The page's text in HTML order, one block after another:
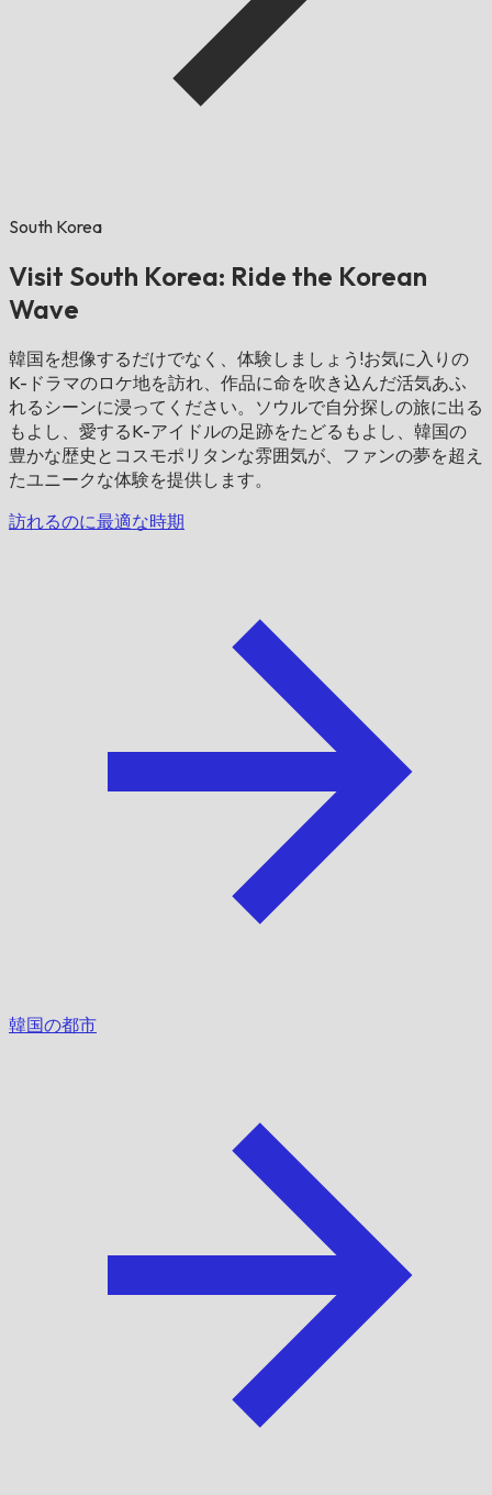
South Korea
Visit South Korea: Ride the Korean
Wave
韓国を想像するだけでなく、体験しましょう!お気に入りの
K-ドラマのロケ地を訪れ、作品に命を吹き込んだ活気あふ
れるシーンに浸ってください。ソウルで自分探しの旅に出る
もよし、愛するK-アイドルの足跡をたどるもよし、韓国の
豊かな歴史とコスモポリタンな雰囲気が、ファンの夢を超え
たユニークな体験を提供します。
訪れるのに最適な時期
韓国の都市